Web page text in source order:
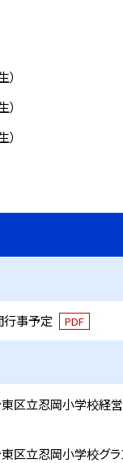
行事予定 PDF
区立忍岡小学校経
立忍岡小学校グラ